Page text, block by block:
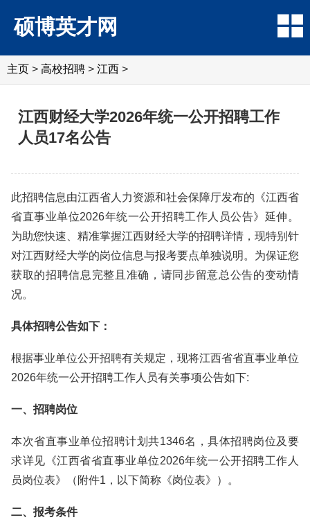
硕博英才网
主页 > 高校招聘 > 江西 >
江西财经大学2026年统一公开招聘工作
人员17名公告
此招聘信息由江西省人力资源和社会保障厅发布的《江西省
省直事业单位2026年统一公开招聘工作人员公告》延伸。
为助您快速、精准掌握江西财经大学的招聘详情，现特别针
对江西财经大学的岗位信息与报考要点单独说明。为保证您
获取的招聘信息完整且准确，请同步留意总公告的变动情
况。
具体招聘公告如下：
根据事业单位公开招聘有关规定，现将江西省省直事业单位
2026年统一公开招聘工作人员有关事项公告如下:
一、招聘岗位
本次省直事业单位招聘计划共1346名，具体招聘岗位及要
求详见《江西省省直事业单位2026年统一公开招聘工作人
员岗位表》（附件1，以下简称《岗位表》）。
二、报考条件